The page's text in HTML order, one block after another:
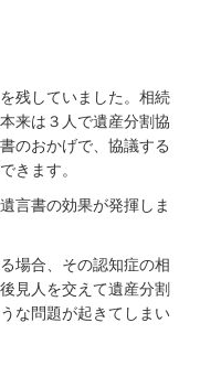
残していました。相続
来は３人で遺産分割協
のおかげで、協議する
きます。
言書の効果が発揮しま
場合、その認知症の相
見人を交えて遺産分割
な問題が起きてしまい